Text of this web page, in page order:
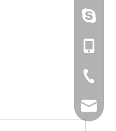
+86-
+86-